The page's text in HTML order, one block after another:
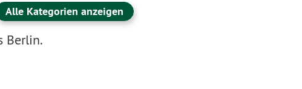
Alle Kategorien anzeigen
Berlin.